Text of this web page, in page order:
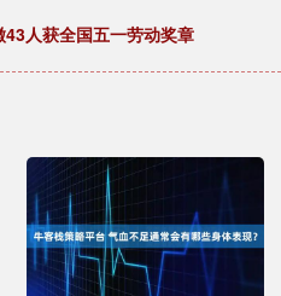
人获全国五一劳动奖章